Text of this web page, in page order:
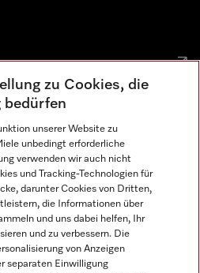
zu Cookies, die
bedürfen
unserer Website zu
unbedingt erforderliche
verwenden wir auch nicht
und Tracking-Technologien für
darunter Cookies von Dritten,
die Informationen über
und uns dabei helfen, Ihr
und zu verbessern. Die
von Anzeigen
separaten Einwilligung